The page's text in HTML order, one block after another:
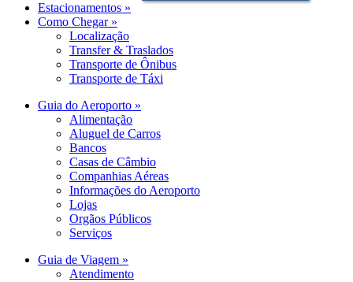
Estacionamentos »
Como Chegar »
Localização
Transfer & Traslados
Transporte de Ônibus
Transporte de Táxi
Guia do Aeroporto »
Alimentação
Aluguel de Carros
Bancos
Casas de Câmbio
Companhias Aéreas
Informações do Aeroporto
Lojas
Orgãos Públicos
Serviços
Guia de Viagem »
Atendimento